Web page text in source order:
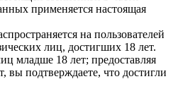
применяется настоящая
на пользователей
лиц, достигших 18 лет.
младше 18 лет; предоставляя
вы подтверждаете, что достигли